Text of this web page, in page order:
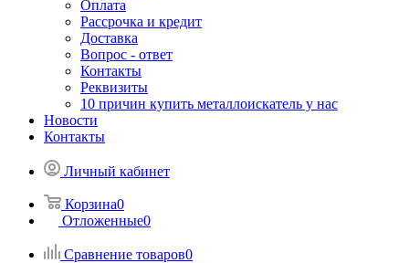
Оплата
Рассрочка и кредит
Доставка
Вопрос - ответ
Контакты
Реквизиты
10 причин купить металлоискатель у нас
Новости
Контакты
Личный кабинет
Корзина0
Отложенные0
Сравнение товаров0